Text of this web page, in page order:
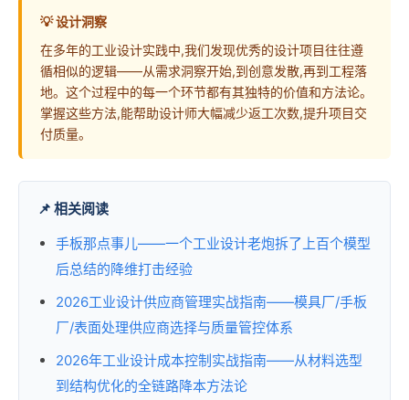
💡 设计洞察
在多年的工业设计实践中,我们发现优秀的设计项目往往遵
循相似的逻辑——从需求洞察开始,到创意发散,再到工程落
地。这个过程中的每一个环节都有其独特的价值和方法论。
掌握这些方法,能帮助设计师大幅减少返工次数,提升项目交
付质量。
📌 相关阅读
手板那点事儿——一个工业设计老炮拆了上百个模型
后总结的降维打击经验
2026工业设计供应商管理实战指南——模具厂/手板
厂/表面处理供应商选择与质量管控体系
2026年工业设计成本控制实战指南——从材料选型
到结构优化的全链路降本方法论